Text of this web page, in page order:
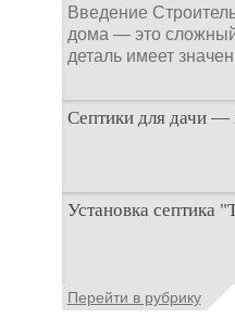
Введение
дома — это
деталь имеет
Септики для дачи —
При строительстве
первоочередных
Установка септика
Установка
аспект утилизации
Перейти в рубрику